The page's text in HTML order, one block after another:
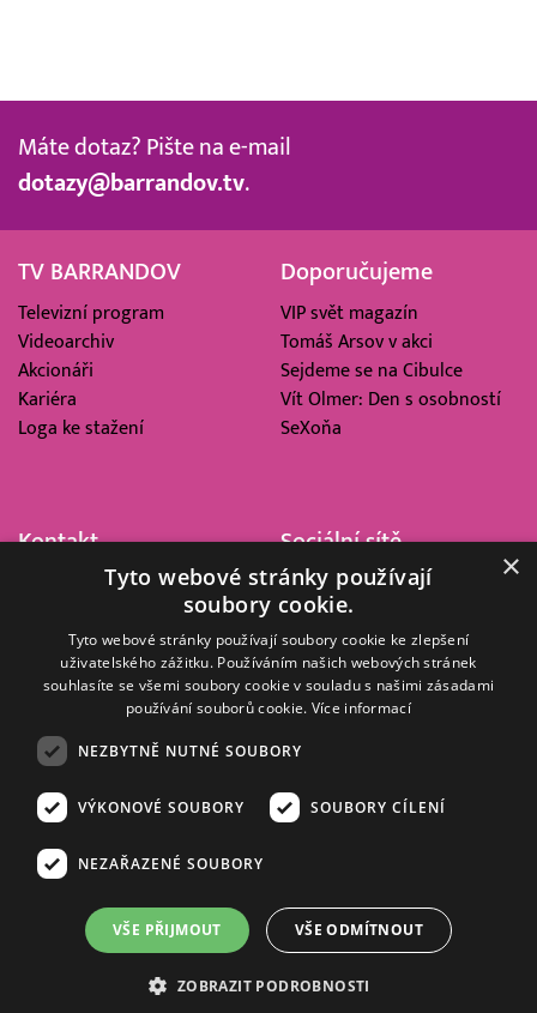
Máte dotaz? Pište na e-mail
dotazy@barrandov.tv.
TV BARRANDOV
Televizní program
Videoarchiv
Akcionáři
Kariéra
Loga ke stažení
Doporučujeme
VIP svět magazín
Tomáš Arsov v akci
Sejdeme se na Cibulce
Vít Olmer: Den s osobností
SeXoňa
Kontakt
Barrandov Televizní Studio,
Kříženeckého nám. 322
152 00 Praha 5
IČ 416 93 311
Sociální sítě
© 2008–2026 EMPRESA MEDIA, a.s. Všechna práva vyhrazena.
Zásady ochrany osobních a dalších zpracovávaných údajů
Informace o měření sledovanosti videa ve video archivu
Nielsen Digital Measurement
. Využíváme grafické podklady z
depositphotos.com .
×
Tyto webové stránky používají
soubory cookie.
Tyto webové stránky používají soubory cookie ke zlepšení
uživatelského zážitku. Používáním našich webových stránek
souhlasíte se všemi soubory cookie v souladu s našimi zásadami
používání souborů cookie. Více informací
NEZBYTNĚ NUTNÉ SOUBORY
VÝKONOVÉ SOUBORY SOUBORY CÍLENÍ
NEZAŘAZENÉ SOUBORY
VŠE PŘIJMOUT VŠE ODMÍTNOUT
ZOBRAZIT PODROBNOSTI